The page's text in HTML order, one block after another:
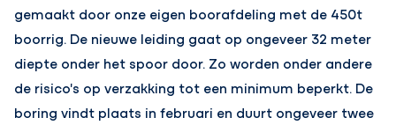
gemaakt door onze eigen boorafdeling met de 450t
boorrig. De nieuwe leiding gaat op ongeveer 32 meter
diepte onder het spoor door. Zo worden onder andere
de risico's op verzakking tot een minimum beperkt. De
boring vindt plaats in februari en duurt ongeveer twee